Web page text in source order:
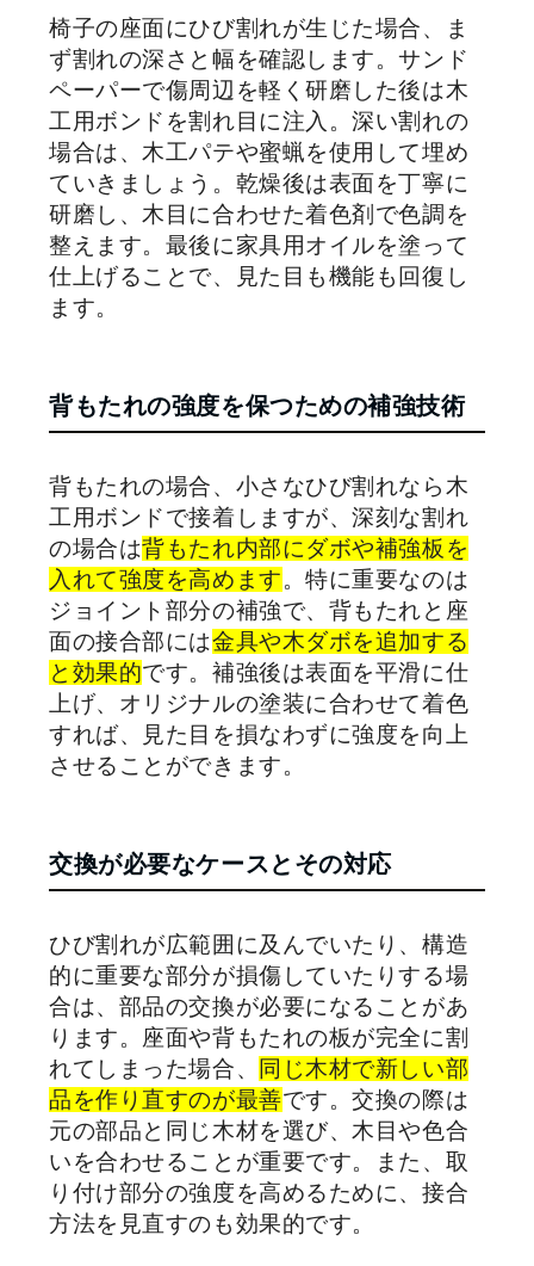
椅子の座面にひび割れが生じた場合、ま
ず割れの深さと幅を確認します。サンド
ペーパーで傷周辺を軽く研磨した後は木
工用ボンドを割れ目に注入。深い割れの
場合は、木工パテや蜜蝋を使用して埋め
ていきましょう。乾燥後は表面を丁寧に
研磨し、木目に合わせた着色剤で色調を
整えます。最後に家具用オイルを塗って
仕上げることで、見た目も機能も回復し
ます。
背もたれの強度を保つための補強技術
背もたれの場合、小さなひび割れなら木
工用ボンドで接着しますが、深刻な割れ
の場合は背もたれ内部にダボや補強板を
入れて強度を高めます。特に重要なのは
ジョイント部分の補強で、背もたれと座
面の接合部には金具や木ダボを追加する
と効果的です。補強後は表面を平滑に仕
上げ、オリジナルの塗装に合わせて着色
すれば、見た目を損なわずに強度を向上
させることができます。
交換が必要なケースとその対応
ひび割れが広範囲に及んでいたり、構造
的に重要な部分が損傷していたりする場
合は、部品の交換が必要になることがあ
ります。座面や背もたれの板が完全に割
れてしまった場合、
同じ木材で新しい部
品を作り直すのが最善です。交換の際は
元の部品と同じ木材を選び、木目や色合
いを合わせることが重要です。また、取
り付け部分の強度を高めるために、接合
方法を見直すのも効果的です。